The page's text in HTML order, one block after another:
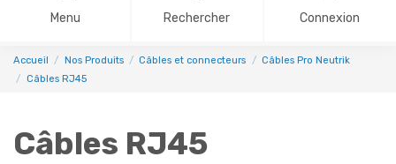
Menu Rechercher Connexion
Accueil Nos Produits Câbles et connecteurs
Câbles Pro Neutrik
Câbles RJ45
Câbles RJ45